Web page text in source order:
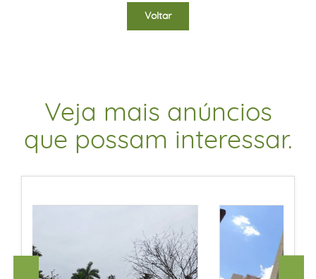
Voltar
Veja mais anúncios
que possam interessar.